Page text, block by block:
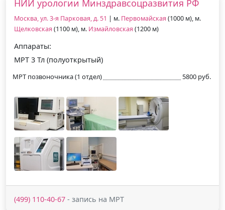
НИИ урологии Минздравсоцразвития РФ
Москва, ул. 3-я Парковая, д. 51 | м. Первомайская (1000 м), м.
Щелковская (1100 м), м. Измайловская (1200 м)
Аппараты:
МРТ 3 Тл (полуоткрытый)
МРТ позвоночника (1 отдел) 5800 руб.
(499) 110-40-67 - запись на МРТ